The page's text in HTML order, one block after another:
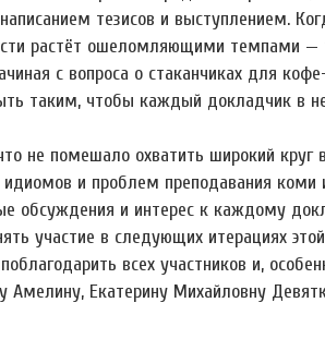
тезисов и выступлением.
растёт ошеломляющими темпами —
с вопроса о стаканчиках для
таким, чтобы каждый докладчик в
не помешало охватить широкий круг
идиомов и проблем преподавания коми
обсуждения и интерес к каждому
участие в следующих итерациях этой
всех участников и,
Амелину, Екатерину Михайловну